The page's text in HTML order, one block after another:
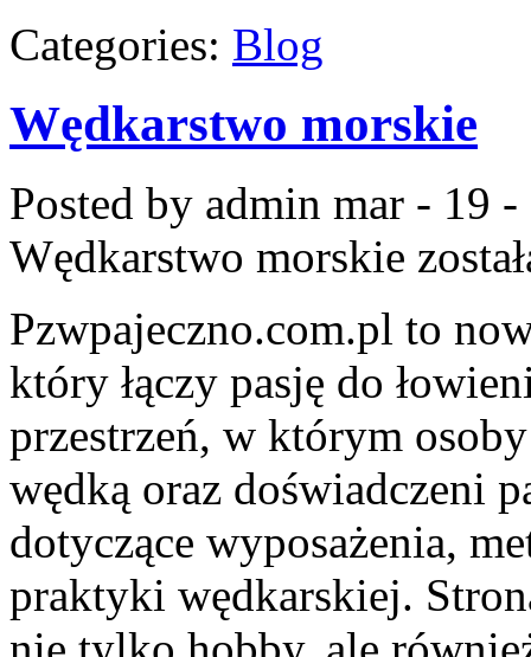
Categories: Blog
Wędkarstwo morskie
Posted by admin mar - 19 -
Wędkarstwo morskie
Pzwpajeczno.com.pl to
który łączy pasję do
przestrzeń, w którym
wędką oraz doświadczeni
dotyczące wyposażenia,
praktyki wędkarskiej.